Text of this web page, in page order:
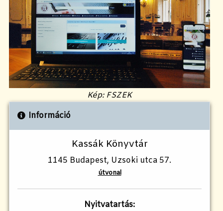
Kép: FSZEK
Információ
Kassák Könyvtár
1145 Budapest, Uzsoki utca 57.
útvonal
Nyitvatartás: